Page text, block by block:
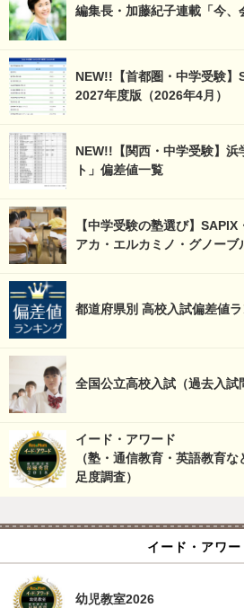
編集長・加藤紀子連載「今、
NEW!!【首都圏・中学受験】
2027年度版（2026年4月）
NEW!!【関西・中学受験】浜
ト」偏差値一覧
【中学受験の塾選び】
アカ・エルカミノ・グノーブ
都道府県別 高校入試偏差値
全国公立高校入試（過去入試
イード・アワード
（塾・通信教育・英語教育
足度調査）
イード・アワー
幼児教室2026